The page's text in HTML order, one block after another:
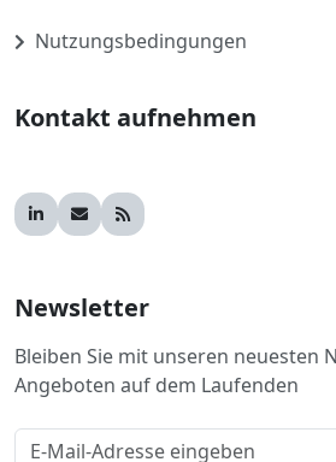
Nutzungsbedingungen
Kontakt aufnehmen
Newsletter
Bleiben Sie mit unseren neuesten
Angeboten auf dem Laufenden